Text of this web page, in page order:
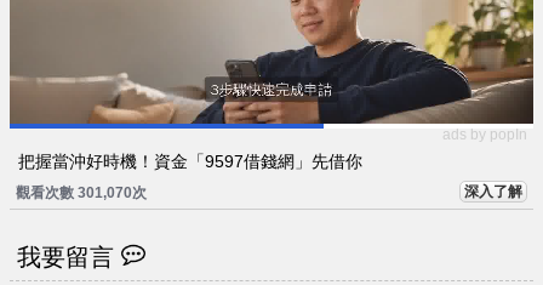
ads by popIn
把握當沖好時機！資金「9597借錢網」先借你
觀看次數 301,070次 深入了解
我要留言